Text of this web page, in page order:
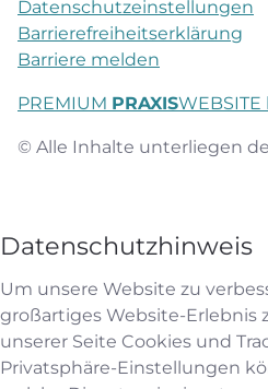
Datenschutzeinstellungen
Barrierefreiheitserklärung
Barriere melden
PREMIUM PRAXIS
© Alle Inhalte unterliegen
Datenschutzhinweis
Um unsere Website zu
großartiges Website-Erlebnis
unserer Seite Cookies und
Privatsphäre-Einstellungen